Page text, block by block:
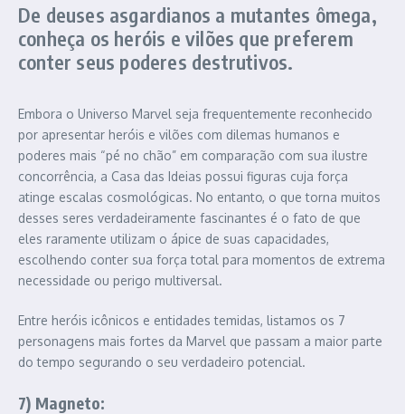
De deuses asgardianos a mutantes ômega,
conheça os heróis e vilões que preferem
conter seus poderes destrutivos.
Embora o Universo Marvel seja frequentemente reconhecido
por apresentar heróis e vilões com dilemas humanos e
poderes mais “pé no chão” em comparação com sua ilustre
concorrência, a Casa das Ideias possui figuras cuja força
atinge escalas cosmológicas. No entanto, o que torna muitos
desses seres verdadeiramente fascinantes é o fato de que
eles raramente utilizam o ápice de suas capacidades,
escolhendo conter sua força total para momentos de extrema
necessidade ou perigo multiversal.
Entre heróis icônicos e entidades temidas, listamos os 7
personagens mais fortes da Marvel que passam a maior parte
do tempo segurando o seu verdadeiro potencial.
7) Magneto: